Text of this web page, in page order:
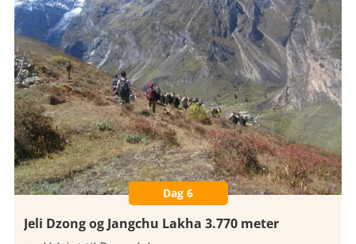
Dag 6
Jeli Dzong og Jangchu Lakha 3.770 meter